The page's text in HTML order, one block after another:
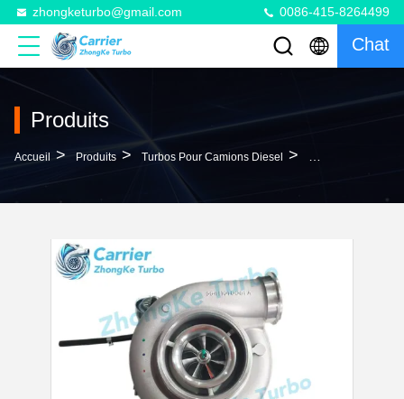
zhongketurbo@gmail.com 0086-415-8264499
Chat
Produits
Accueil > Produits > Turbos Pour Camions Diesel > B3G DD13 Turbo